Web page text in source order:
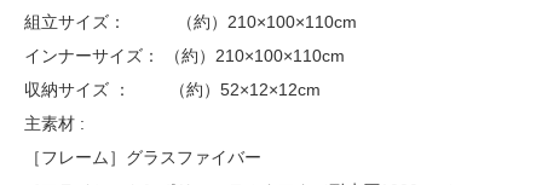
組立サイズ： （約）210×100×110cm
インナーサイズ： （約）210×100×110cm
収納サイズ ： （約）52×12×12cm
主素材 :
［フレーム］グラスファイバー